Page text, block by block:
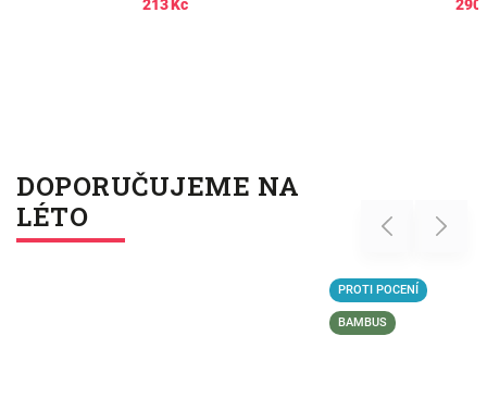
213 Kč 290
DOPORUČUJEME NA
LÉTO
Previous
PROTI POCENÍ
BAMBUS
Next